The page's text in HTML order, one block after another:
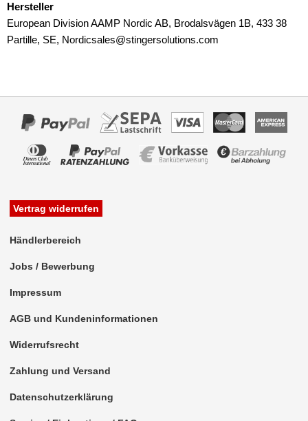
XZent
Zenec
für Dacia
für Daewoo
für Dodge
für Hyundai
für Isuzu
Hersteller
European Division AAMP Nordic AB, Brodalsvägen 1B, 433 38
Partille, SE, Nordicsales@stingersolutions.com
Vertrag widerrufen
Händlerbereich
Jobs / Bewerbung
Impressum
AGB und Kundeninformationen
Widerrufsrecht
Zahlung und Versand
Datenschutzerklärung